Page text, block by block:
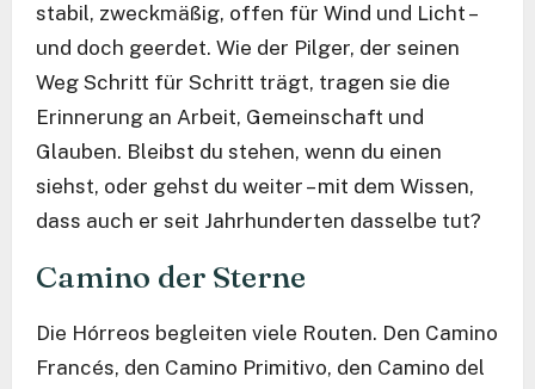
stabil, zweckmäßig, offen für Wind und Licht –
und doch geerdet. Wie der Pilger, der seinen
Weg Schritt für Schritt trägt, tragen sie die
Erinnerung an Arbeit, Gemeinschaft und
Glauben. Bleibst du stehen, wenn du einen
siehst, oder gehst du weiter – mit dem Wissen,
dass auch er seit Jahrhunderten dasselbe tut?
Camino der Sterne
Die Hórreos begleiten viele Routen. Den Camino
Francés, den Camino Primitivo, den Camino del